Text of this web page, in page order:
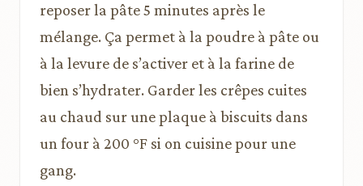
reposer la pâte 5 minutes après le
mélange. Ça permet à la poudre à pâte ou
à la levure de s’activer et à la farine de
bien s’hydrater. Garder les crêpes cuites
au chaud sur une plaque à biscuits dans
un four à 200 °F si on cuisine pour une
gang.